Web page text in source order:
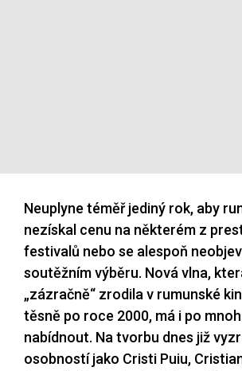
Neuplyne téměř jediný rok, aby
nezískal cenu na některém z
festivalů nebo se alespoň
soutěžním výběru. Nová vlna,
„zázračně“ zrodila v rumunské
těsně po roce 2000, má i po
nabídnout. Na tvorbu dnes již
osobností jako Cristi Puiu,